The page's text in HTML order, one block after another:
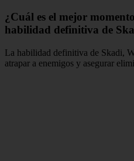
¿Cuál es el mejor
habilidad definitiva de
La habilidad definitiva de Skadi,
atrapar a enemigos y asegurar